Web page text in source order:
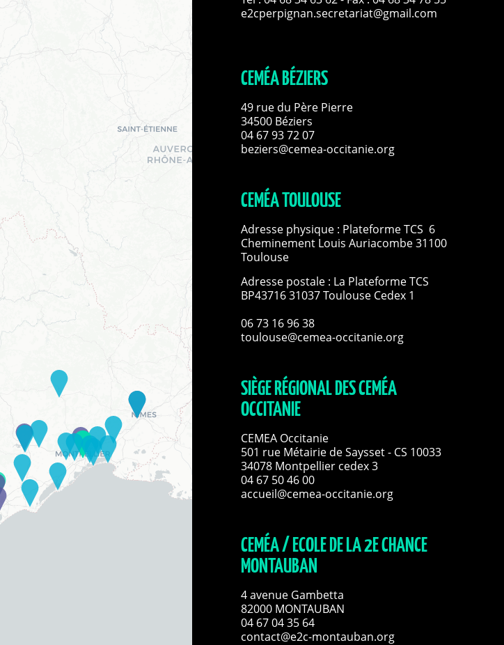
e2cperpignan.secretariat@gmail.com
CEMÉA BÉZIERS
49 rue du Père Pierre
34500 Béziers
04 67 93 72 07
beziers@cemea-occitanie.org
CEMÉA TOULOUSE
Adresse physique : Plateforme TCS 6
Cheminement Louis Auriacombe 31100
Toulouse
Adresse postale : La Plateforme TCS
BP43716 31037 Toulouse Cedex 1
06 73 16 96 38
toulouse@cemea-occitanie.org
SIÈGE RÉGIONAL DES CEMÉA
OCCITANIE
CEMEA Occitanie
501 rue Métairie de Saysset - CS 10033
34078 Montpellier cedex 3
04 67 50 46 00
accueil@cemea-occitanie.org
CEMÉA / ECOLE DE LA 2E CHANCE
MONTAUBAN
4 avenue Gambetta
82000 MONTAUBAN
04 67 04 35 64
contact@e2c-montauban.org